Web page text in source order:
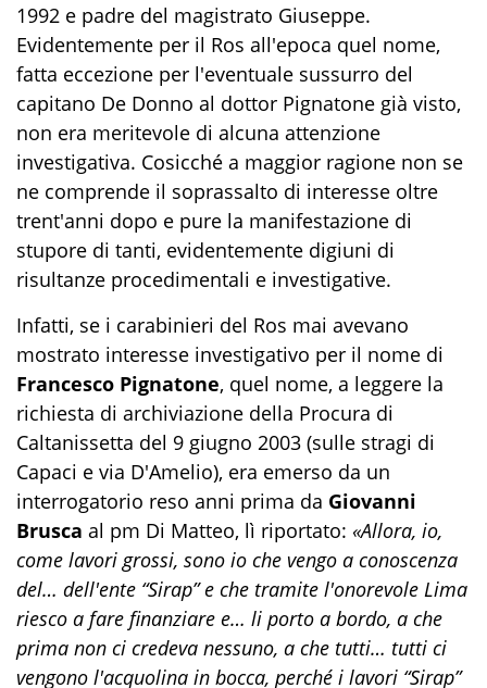
1992 e padre del magistrato Giuseppe.
Evidentemente per il Ros all'epoca quel nome,
fatta eccezione per l'eventuale sussurro del
capitano De Donno al dottor Pignatone già visto,
non era meritevole di alcuna attenzione
investigativa. Cosicché a maggior ragione non se
ne comprende il soprassalto di interesse oltre
trent'anni dopo e pure la manifestazione di
stupore di tanti, evidentemente digiuni di
risultanze procedimentali e investigative.
Infatti, se i carabinieri del Ros mai avevano
mostrato interesse investigativo per il nome di
Francesco Pignatone, quel nome, a leggere la
richiesta di archiviazione della Procura di
Caltanissetta del 9 giugno 2003 (sulle stragi di
Capaci e via D'Amelio), era emerso da un
interrogatorio reso anni prima da Giovanni
Brusca al pm Di Matteo, lì riportato: «Allora, io,
come lavori grossi, sono io che vengo a conoscenza
del… dell'ente “Sirap” e che tramite l'onorevole Lima
riesco a fare finanziare e… li porto a bordo, a che
prima non ci credeva nessuno, a che tutti… tutti ci
vengono l'acquolina in bocca, perché i lavori “Sirap”